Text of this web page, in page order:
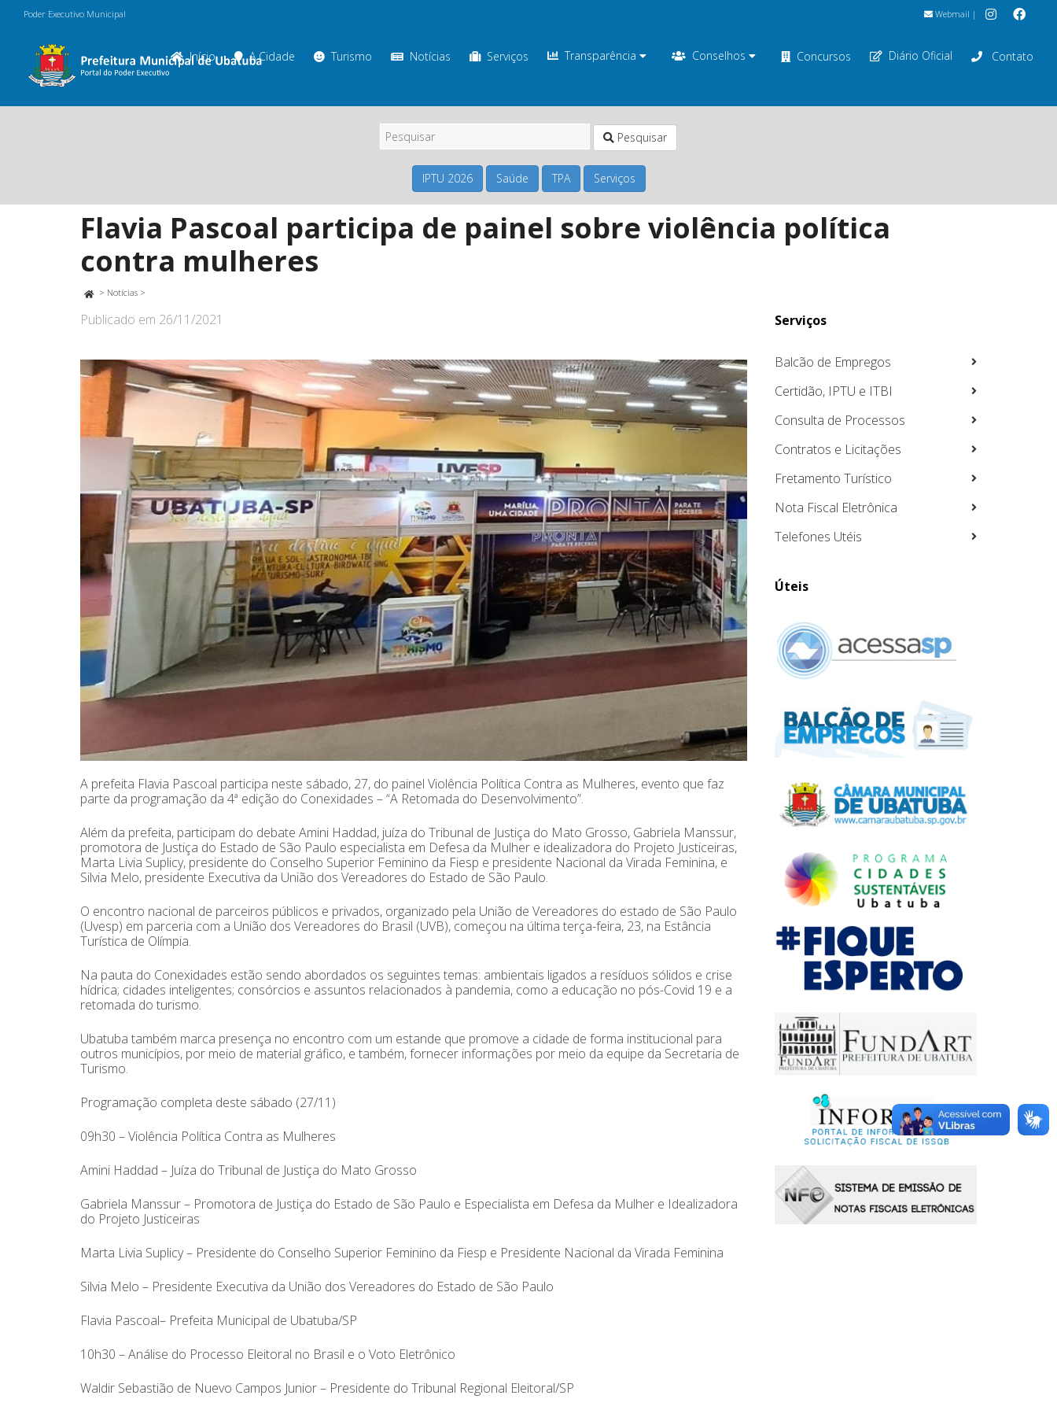
Poder Executivo Municipal Webmail |
Início A Cidade Turismo Notícias Serviços Transparência Conselhos Concursos Diário Oficial Contato
Pesquisar
IPTU 2026 Saúde TPA Serviços
Flavia Pascoal participa de painel sobre violência política
contra mulheres
> Notícias >
Publicado em 26/11/2021
A prefeita Flavia Pascoal participa neste sábado, 27, do painel Violência Política Contra as Mulheres, evento que faz
parte da programação da 4ª edição do Conexidades – “A Retomada do Desenvolvimento”.
Além da prefeita, participam do debate Amini Haddad, juíza do Tribunal de Justiça do Mato Grosso, Gabriela Manssur,
promotora de Justiça do Estado de São Paulo especialista em Defesa da Mulher e idealizadora do Projeto Justiceiras,
Marta Livia Suplicy, presidente do Conselho Superior Feminino da Fiesp e presidente Nacional da Virada Feminina, e
Silvia Melo, presidente Executiva da União dos Vereadores do Estado de São Paulo.
O encontro nacional de parceiros públicos e privados, organizado pela União de Vereadores do estado de São Paulo
(Uvesp) em parceria com a União dos Vereadores do Brasil (UVB), começou na última terça-feira, 23, na Estância
Turística de Olímpia.
Na pauta do Conexidades estão sendo abordados os seguintes temas: ambientais ligados a resíduos sólidos e crise
hídrica; cidades inteligentes; consórcios e assuntos relacionados à pandemia, como a educação no pós-Covid 19 e a
retomada do turismo.
Ubatuba também marca presença no encontro com um estande que promove a cidade de forma institucional para
outros municípios, por meio de material gráfico, e também, fornecer informações por meio da equipe da Secretaria de
Turismo.
Programação completa deste sábado (27/11)
09h30 – Violência Política Contra as Mulheres
Amini Haddad – Juíza do Tribunal de Justiça do Mato Grosso
Gabriela Manssur – Promotora de Justiça do Estado de São Paulo e Especialista em Defesa da Mulher e Idealizadora
do Projeto Justiceiras
Marta Livia Suplicy – Presidente do Conselho Superior Feminino da Fiesp e Presidente Nacional da Virada Feminina
Silvia Melo – Presidente Executiva da União dos Vereadores do Estado de São Paulo
Flavia Pascoal– Prefeita Municipal de Ubatuba/SP
10h30 – Análise do Processo Eleitoral no Brasil e o Voto Eletrônico
Waldir Sebastião de Nuevo Campos Junior – Presidente do Tribunal Regional Eleitoral/SP
Serviços
Balcão de Empregos
Certidão, IPTU e ITBI
Consulta de Processos
Contratos e Licitações
Fretamento Turístico
Nota Fiscal Eletrônica
Telefones Utéis
Úteis